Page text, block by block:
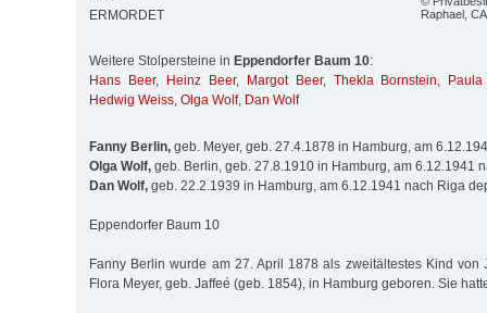
Raphael,
ERMORDET
Weitere Stolpersteine in Eppendorfer Baum 10:
Hans Beer, Heinz Beer, Margot Beer, Thekla Bornstein,
Hedwig Weiss, Olga Wolf, Dan Wolf
Fanny Berlin, geb. Meyer, geb. 27.4.1878 in Hamburg, am
Olga Wolf, geb. Berlin, geb. 27.8.1910 in Hamburg, am 6.12.1941
Dan Wolf, geb. 22.2.1939 in Hamburg, am 6.12.1941 nach Riga
Eppendorfer Baum 10
Fanny Berlin wurde am 27. April 1878 als zweitältestes Kind von
Flora Meyer, geb. Jaffeé (geb. 1854), in Hamburg geboren. Sie